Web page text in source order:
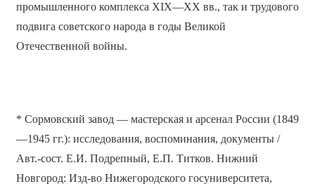
промышленного комплекса XIX—XX вв., так и трудового
подвига советского народа в годы Великой
Отечественной войны.
* Сормовский завод — мастерская и арсенал России (1849
—1945 гг.): исследования, воспоминания, документы /
Авт.-сост. Е.И. Подрепный, Е.П. Титков. Нижний
Новгород: Изд-во Нижегородского госуниверситета,